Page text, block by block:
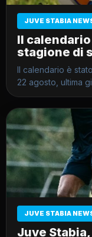
JUVE STABIA
Il
stagione di
Il calendario è
22 agosto, ultima
JUVE STABIA
Juve